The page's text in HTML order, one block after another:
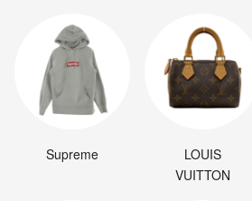
Supreme
LOUIS
VUITTON